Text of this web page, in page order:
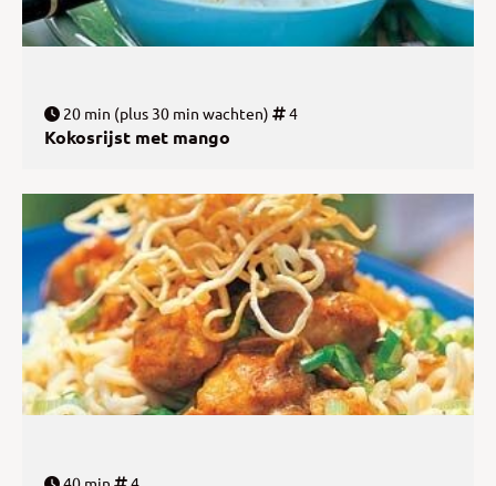
20 min (plus 30 min wachten) 4
Kokosrijst met mango